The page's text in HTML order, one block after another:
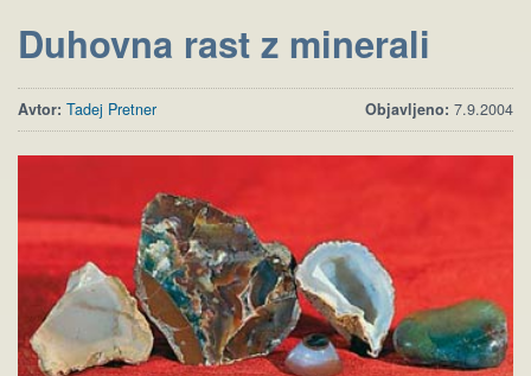
Duhovna rast z minerali
Objavljeno: 7.9.2004
Avtor: Tadej Pretner